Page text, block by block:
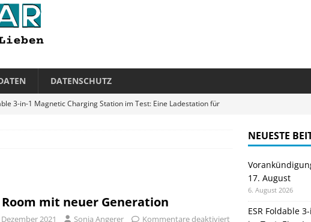
DATENSCHUTZ
3-in-1 Magnetic Charging Station im Test: Eine Ladestation für
von Lunartec: Großes LED-Display trifft auf bunte
Room mit neuer Generation
Dezember 2021 Sonja Angerer Kommentare deaktiviert
NEUESTE
17. August
6. August 2026
ESR Foldable